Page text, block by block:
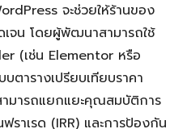
จะช่วยให้ร้านของ
จน โดยผู้พัฒนาสามารถใช้
(เช่น Elementor หรือ
ตารางเปรียบเทียบราคา
มารถแยกแยะคุณสมบัติการ
าเรด (IRR) และการป้องกัน